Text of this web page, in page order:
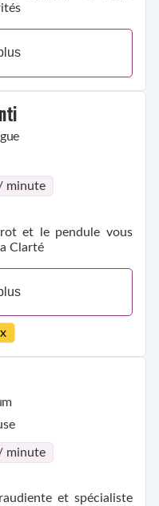
minute
et le pendule vous
Clarté
minute
et spécialiste